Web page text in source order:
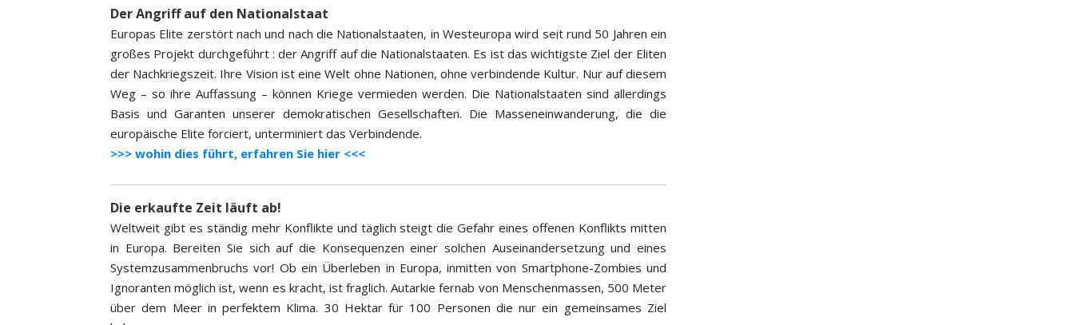
Der Angriff auf den Nationalstaat
Europas Elite zerstört nach und nach die Nationalstaaten, in Westeuropa wird seit rund 50 Jahren ein
großes Projekt durchgeführt : der Angriff auf die Nationalstaaten. Es ist das wichtigste Ziel der Eliten
der Nachkriegszeit. Ihre Vision ist eine Welt ohne Nationen, ohne verbindende Kultur. Nur auf diesem
Weg – so ihre Auffassung – können Kriege vermieden werden. Die Nationalstaaten sind allerdings
Basis und Garanten unserer demokratischen Gesellschaften. Die Masseneinwanderung, die die
europäische Elite forciert, unterminiert das Verbindende.
>>> wohin dies führt, erfahren Sie hier <<<
Die erkaufte Zeit läuft ab!
Weltweit gibt es ständig mehr Konflikte und täglich steigt die Gefahr eines offenen Konflikts mitten
in Europa. Bereiten Sie sich auf die Konsequenzen einer solchen Auseinandersetzung und eines
Systemzusammenbruchs vor! Ob ein Überleben in Europa, inmitten von Smartphone-Zombies und
Ignoranten möglich ist, wenn es kracht, ist fraglich. Autarkie fernab von Menschenmassen, 500 Meter
über dem Meer in perfektem Klima. 30 Hektar für 100 Personen die nur ein gemeinsames Ziel